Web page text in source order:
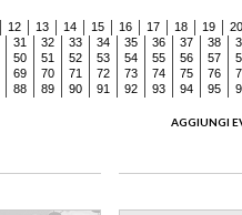
12 13 14 15 16 17 18 19
20
31 32 33 34 35 36 37 38
50 51 52 53 54 55 56 57
69 70 71 72 73 74 75 76
88 89 90 91 92 93 94 95
AGGIUNGI